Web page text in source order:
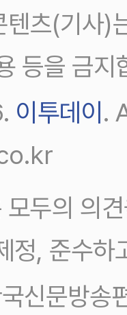
텐츠(기사)
등을 금지
이투데이.
모두의 의
정, 준수하
신문방송